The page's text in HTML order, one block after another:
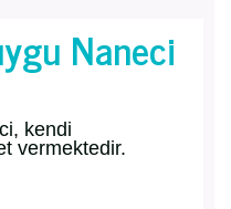
Naneci
kendi
vermektedir.